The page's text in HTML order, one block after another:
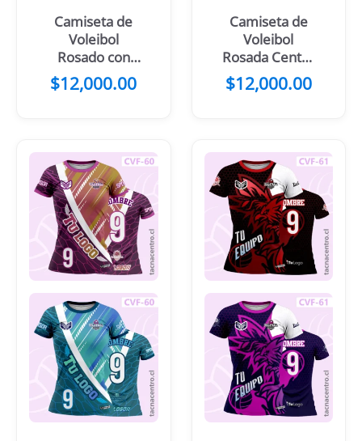
Camiseta de
Voleibol
Rosado con
patrones
floreados
$12,000.00
Camiseta de
Voleibol
Rosada Centro
verde menta
Pelota y net
$12,000.00